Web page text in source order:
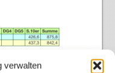
verwalten